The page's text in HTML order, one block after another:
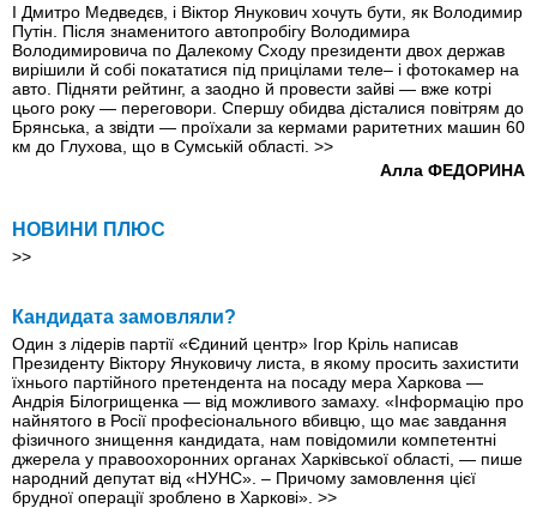
І Дмитро Медведєв, і Віктор Янукович хочуть бути, як Володимир
Путін. Після знаменитого автопробігу Володимира
Володимировича по Далекому Сходу президенти двох держав
вирішили й собі покататися під прицілами теле– і фотокамер на
авто. Підняти рейтинг, а заодно й провести зайві — вже котрі
цього року — переговори. Спершу обидва дісталися повітрям до
Брянська, а звідти — проїхали за кермами раритетних машин 60
км до Глухова, що в Сумській області. >>
Алла ФЕДОРИНА
НОВИНИ ПЛЮС
>>
Кандидата замовляли?
Один з лідерів партії «Єдиний центр» Ігор Кріль написав
Президенту Віктору Януковичу листа, в якому просить захистити
їхнього партійного претендента на посаду мера Харкова —
Андрія Білогрищенка — від можливого замаху. «Інформацію про
найнятого в Росії професіонального вбивцю, що має завдання
фізичного знищення кандидата, нам повідомили компетентні
джерела у правоохоронних органах Харківської області, — пише
народний депутат від «НУНС». – Причому замовлення цієї
брудної операції зроблено в Харкові». >>